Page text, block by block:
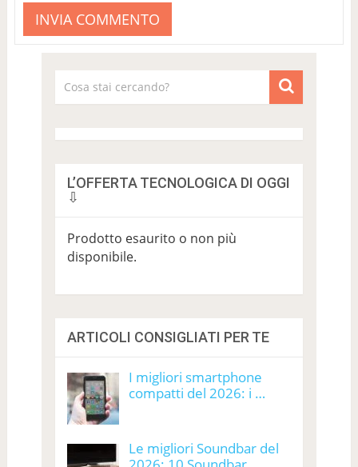
L’OFFERTA TECNOLOGICA DI OGGI
⇩
Prodotto esaurito o non più
disponibile.
ARTICOLI CONSIGLIATI PER TE
I migliori smartphone
compatti del 2026: i …
Le migliori Soundbar del